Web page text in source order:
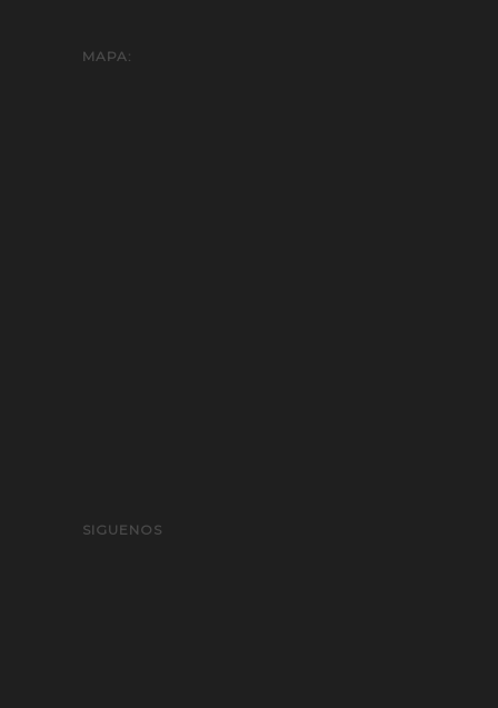
MAPA:
SIGUENOS